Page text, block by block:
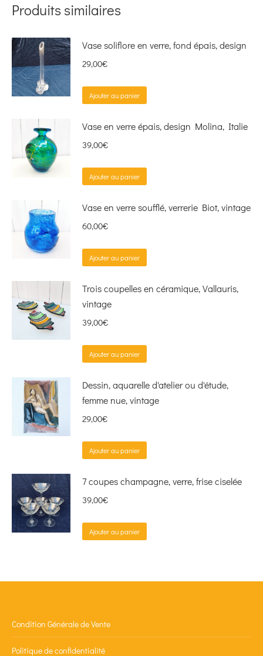
Produits similaires
Vase soliflore en verre, fond épais, design
29,00€
Ajouter au panier
Vase en verre épais, design Molina, Italie
39,00€
Ajouter au panier
Vase en verre soufflé, verrerie Biot, vintage
60,00€
Ajouter au panier
Trois coupelles en céramique, Vallauris,
vintage
39,00€
Ajouter au panier
Dessin, aquarelle d'atelier ou d'étude,
femme nue, vintage
29,00€
Ajouter au panier
7 coupes champagne, verre, frise ciselée
39,00€
Ajouter au panier
Condition Générale de Vente
Politique de confidentialité